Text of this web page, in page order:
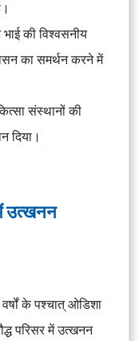
की विश्वसनीय
का समर्थन करने में
संस्थानों की
दिया।
में उत्खनन
के पश्चात् ओडिशा
परिसर में उत्खनन